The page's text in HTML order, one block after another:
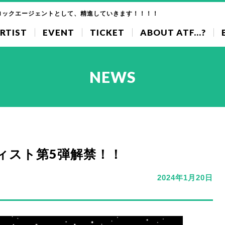
クエージェントとして、精進していきます！！！！
EVENT TICKET ABOUT ATF...?
NEWS
スト第5弾解禁！！
2024年1月20日